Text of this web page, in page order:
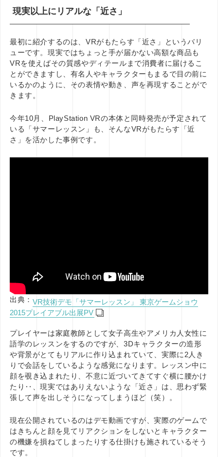
現実以上にリアルな「近さ」
最初に紹介するのは、VRがもたらす「近さ」というバリ
ューです。現実ではちょっと手が届かない高額な商品も
VRを使えばその質感やディテールまで消費者に届けるこ
とができますし、有名人やキャラクターもまるで目の前に
いるかのように、その表情や動き、声を再現することがで
きます。
今年10月、PlayStation VRの本体と同時発売が予定されて
いる「サマーレッスン」も、そんなVRがもたらす「近
さ」を活かした事例です。
出典： VR技術デモ「サマーレッスン」 東京ゲームショウ
2015プレイアブル出展PV
プレイヤーは家庭教師として女子高生やアメリカ人女性に
語学のレッスンをするのですが、3Dキャラクターの造形
や背景がとてもリアルに作り込まれていて、実際に2人き
りで会話をしているような感覚になります。レッスン中に
顔を覗き込まれたり、不意に近づいてきてすぐ横に腰かけ
たり‥、現実ではありえないような「近さ」は、思わず緊
張して声を出しそうになってしまうほど（笑）。
現在公開されているのはデモ動画ですが、実際のゲームで
はきちんと顔を見てリアクションをしないとキャラクター
の機嫌を損ねてしまったりする仕掛けも施されているそう
です。